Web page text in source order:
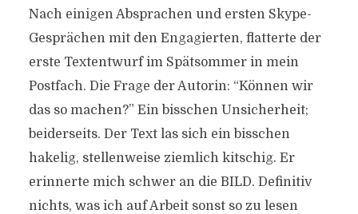
Nach einigen Absprachen und ersten Skype-
Gesprächen mit den Engagierten, flatterte der
erste Textentwurf im Spätsommer in mein
Postfach. Die Frage der Autorin: “Können wir
das so machen?” Ein bisschen Unsicherheit;
beiderseits. Der Text las sich ein bisschen
hakelig, stellenweise ziemlich kitschig. Er
erinnerte mich schwer an die BILD. Definitiv
nichts, was ich auf Arbeit sonst so zu lesen